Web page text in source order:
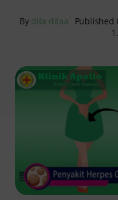
By dita ditaa Published